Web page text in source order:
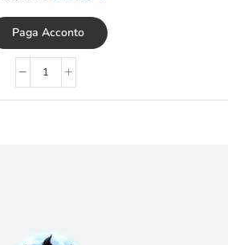
Paga Acconto